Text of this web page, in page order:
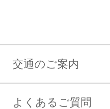
交通のご案内
よくあるご質問